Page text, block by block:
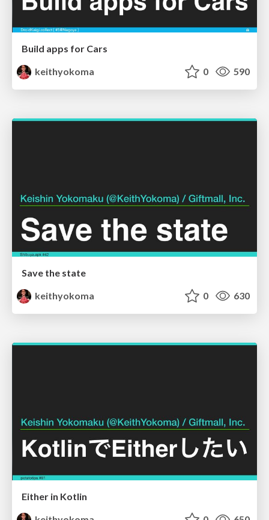
Build apps for Cars
keithyokoma
0 590
Save the state
keithyokoma
0 630
Either in Kotlin